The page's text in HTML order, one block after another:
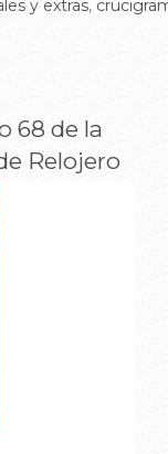
y extras,
68 de la
Relojero